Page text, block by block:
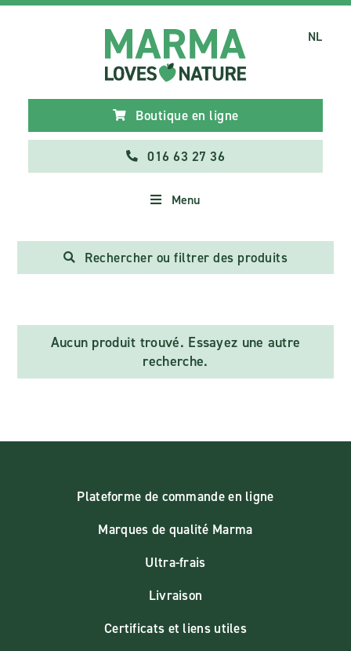
Boutique en ligne
016 63 27 36
Menu
NL
Rechercher ou filtrer des produits
Aucun produit trouvé. Essayez une autre
recherche.
Plateforme de commande en ligne
Marques de qualité Marma
Ultra-frais
Livraison
Certificats et liens utiles